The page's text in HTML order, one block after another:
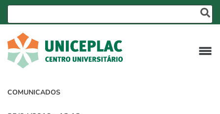
COMUNICADOS